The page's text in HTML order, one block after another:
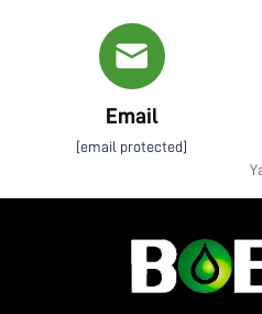
Email
[email protected]